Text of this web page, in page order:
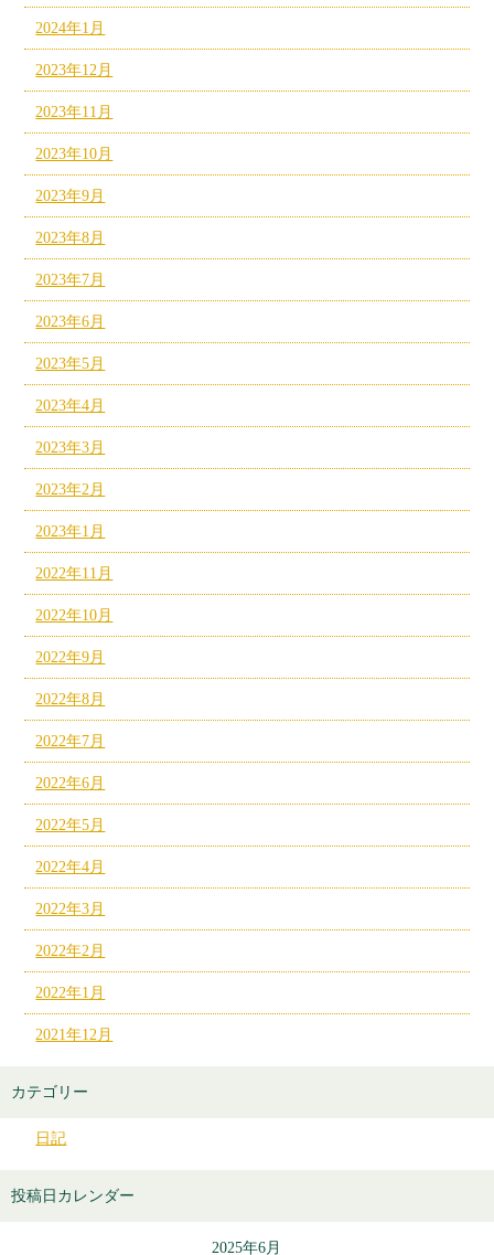
2024年1月
2023年12月
2023年11月
2023年10月
2023年9月
2023年8月
2023年7月
2023年6月
2023年5月
2023年4月
2023年3月
2023年2月
2023年1月
2022年11月
2022年10月
2022年9月
2022年8月
2022年7月
2022年6月
2022年5月
2022年4月
2022年3月
2022年2月
2022年1月
2021年12月
カテゴリー
日記
投稿日カレンダー
2025年6月